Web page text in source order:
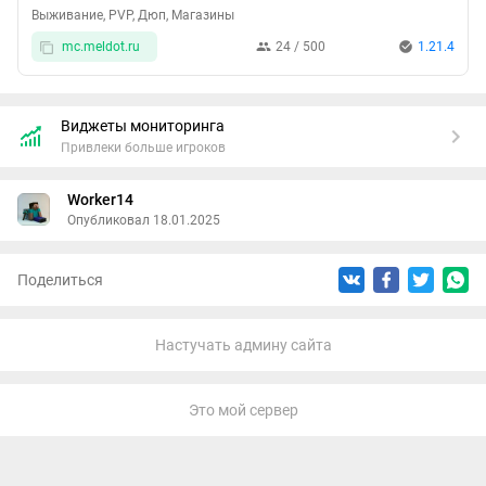
администрации!
Выживание, PVP, Дюп, Магазины
24 / 500 1.21.4
mc.meldot.ru
Виджеты мониторинга
Привлеки больше игроков
Worker14
Опубликовал 18.01.2025
Поделиться
Настучать админу сайта
Это мой сервер